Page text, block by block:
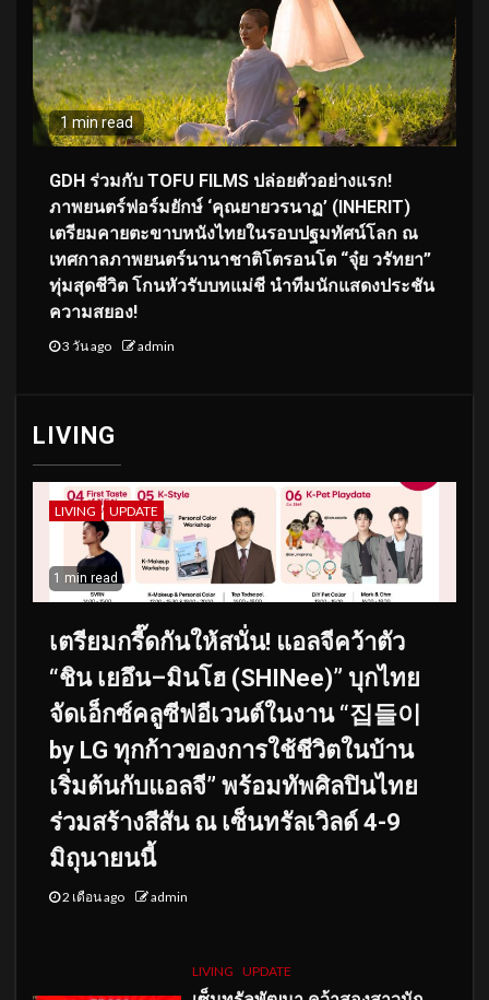
1 min read
GDH ร่วมกับ TOFU FILMS ปล่อยตัวอย่างแรก!
ภาพยนตร์ฟอร์มยักษ์ ‘คุณยายวรนาฏ’ (INHERIT)
เตรียมคายตะขาบหนังไทยในรอบปฐมทัศน์โลก ณ
เทศกาลภาพยนตร์นานาชาติโตรอนโต “จุ๋ย วรัทยา”
ทุ่มสุดชีวิต โกนหัวรับบทแม่ชี นำทีมนักแสดงประชัน
ความสยอง!
3 วัน ago admin
LIVING
LIVING UPDATE
1 min read
เตรียมกรี๊ดกันให้สนั่น! แอลจีคว้าตัว
“ชิน เยอึน–มินโฮ (SHINee)” บุกไทย
จัดเอ็กซ์คลูซีฟอีเวนต์ในงาน “집들이
by LG ทุกก้าวของการใช้ชีวิตในบ้าน
เริ่มต้นกับแอลจี” พร้อมทัพศิลปินไทย
ร่วมสร้างสีสัน ณ เซ็นทรัลเวิลด์ 4-9
มิถุนายนนี้
2 เดือน ago admin
LIVING UPDATE